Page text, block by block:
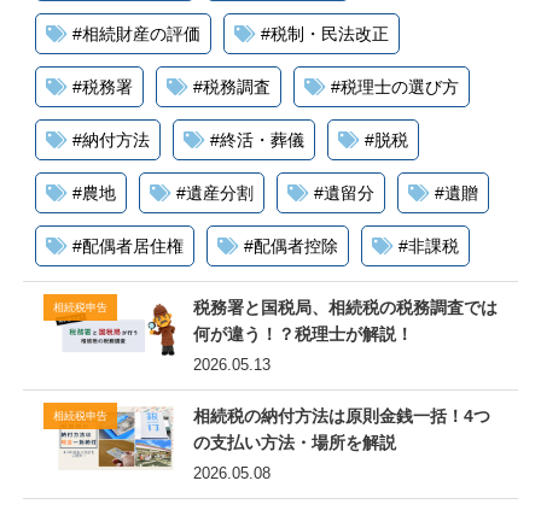
#相続財産の評価 #税制・民法改正
#税務署 #税務調査 #税理士の選び方
#納付方法 #終活・葬儀 #脱税
#農地 #遺産分割 #遺留分 #遺贈
#配偶者居住権 #配偶者控除 #非課税
相続税申告
2026.05.13
税務署と国税局、相続税の税務調査では
何が違う！？税理士が解説！
相続税申告
2026.05.08
相続税の納付方法は原則金銭一括！4つ
の支払い方法・場所を解説